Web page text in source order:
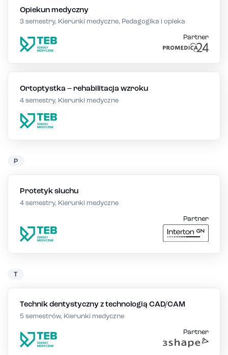
Opiekun medyczny
3 semestry, Kierunki medyczne, Pedagogika i opieka
Partner
Ortoptystka – rehabilitacja wzroku
4 semestry, Kierunki medyczne
P
Protetyk słuchu
4 semestry, Kierunki medyczne
Partner
T
Technik dentystyczny z technologią CAD/CAM
5 semestrów, Kierunki medyczne
Partner